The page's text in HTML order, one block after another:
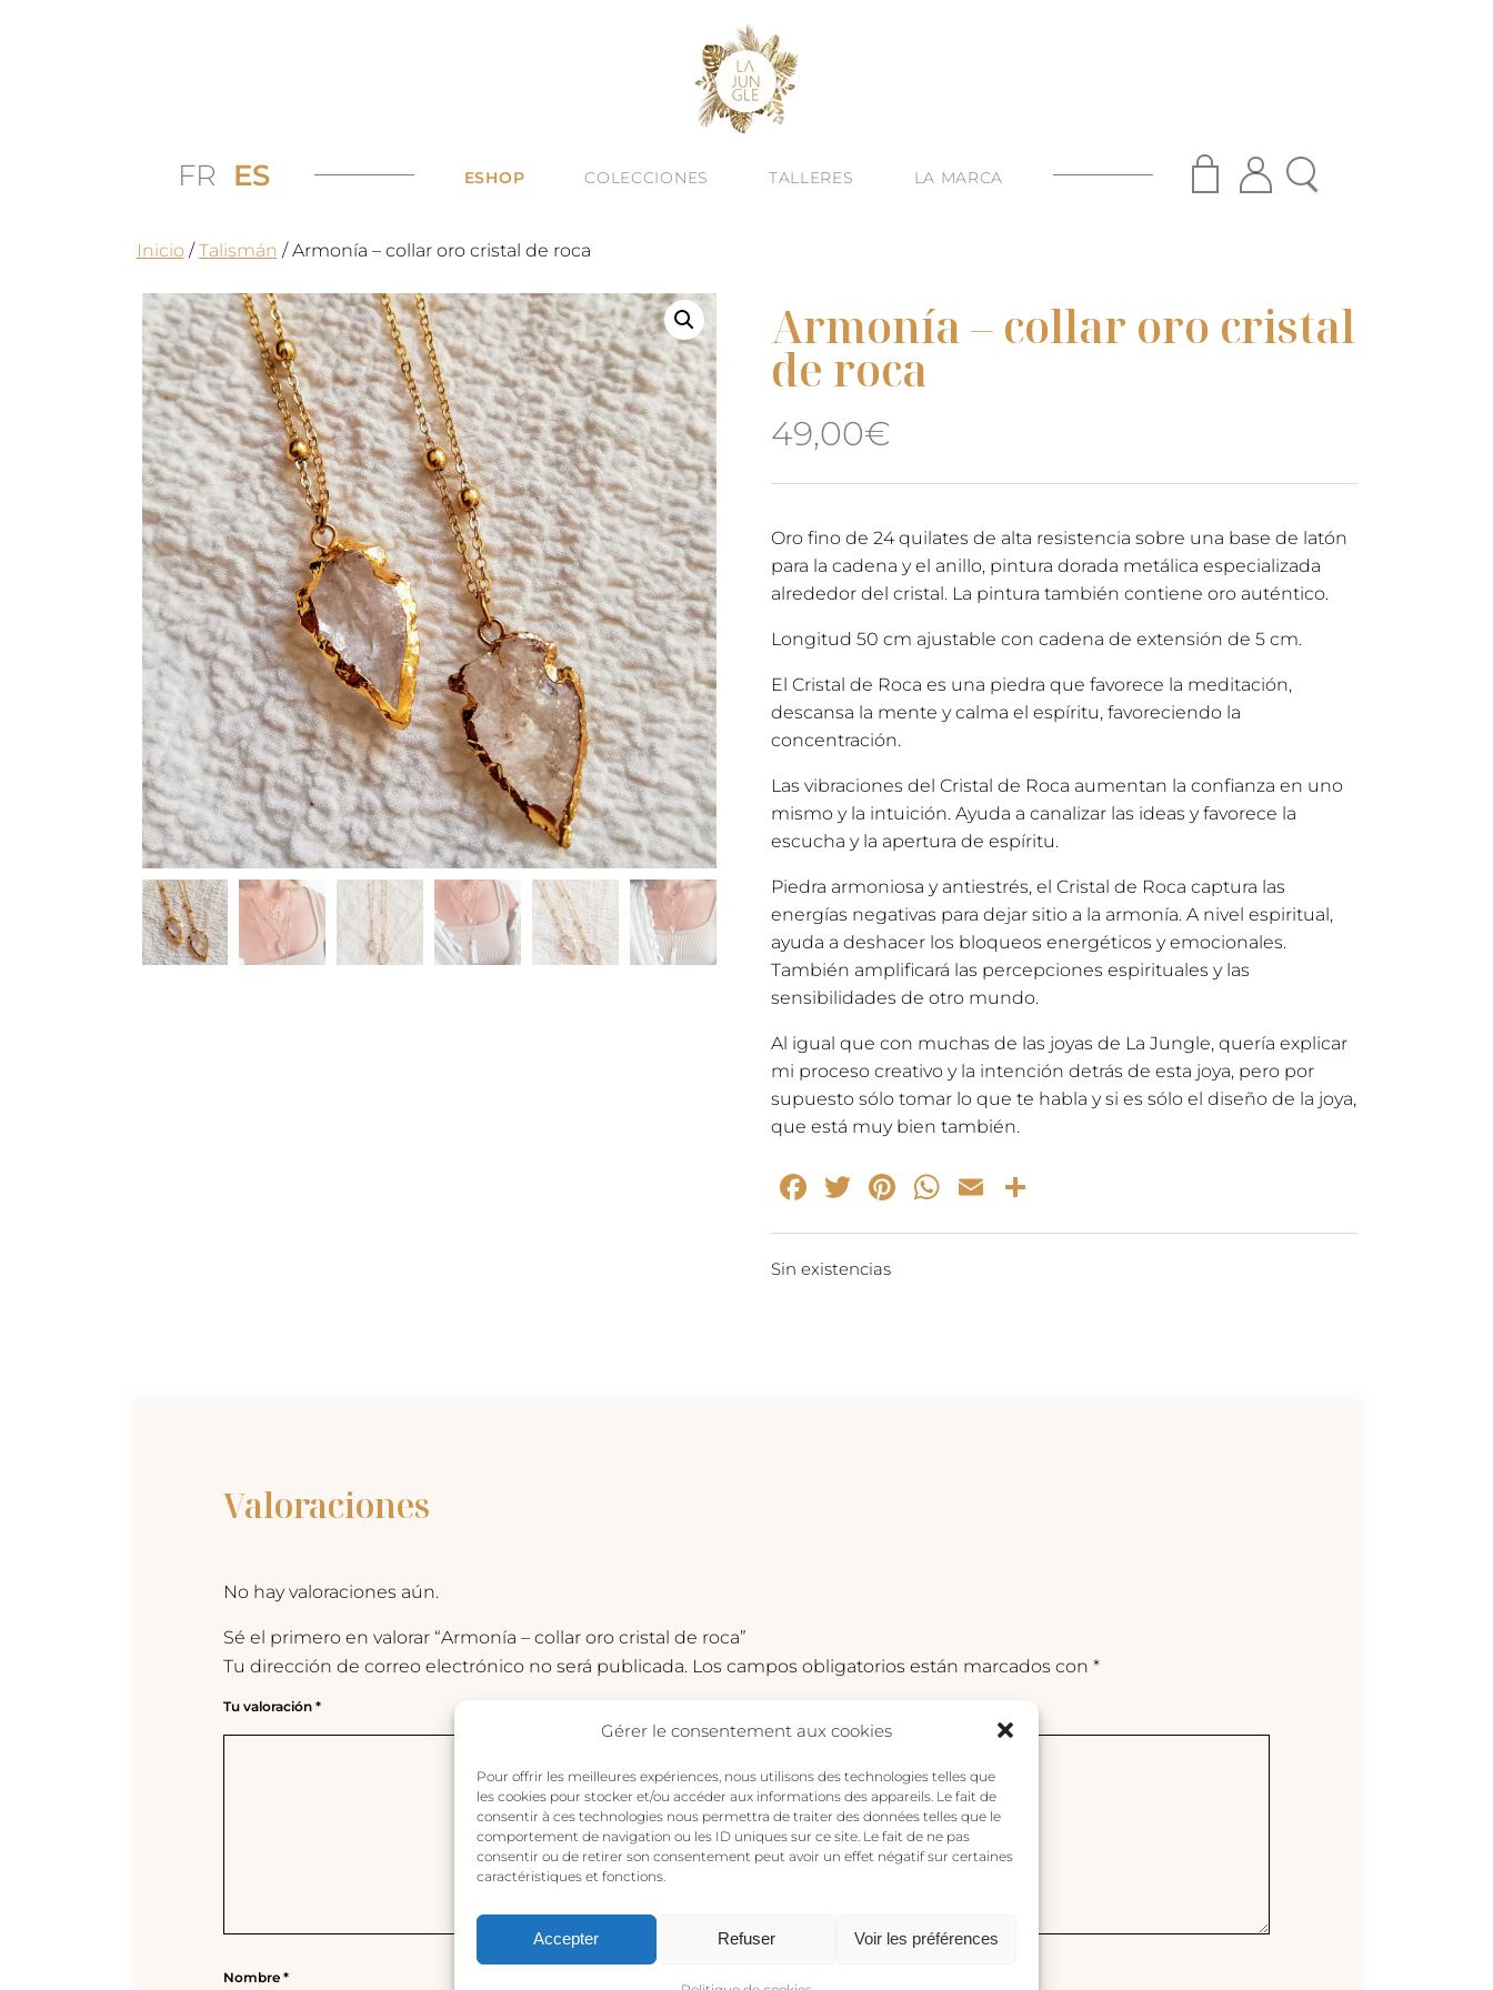
Gérer le consentement aux cookies
Pour offrir les meilleures expériences, nous utilisons des technologies telles que
les cookies pour stocker et/ou accéder aux informations des appareils. Le fait de
consentir à ces technologies nous permettra de traiter des données telles que le
comportement de navigation ou les ID uniques sur ce site. Le fait de ne pas
consentir ou de retirer son consentement peut avoir un effet négatif sur certaines
caractéristiques et fonctions.
Accepter Refuser Voir les préférences
FR ES ESHOP COLECCIONES TALLERES LA MARCA
Inicio /Talismán / Armonía – collar oro cristal de roca
Armonía – collar oro cristal
de roca
49,00€
Oro fino de 24 quilates de alta resistencia sobre una base de latón
para la cadena y el anillo, pintura dorada metálica especializada
alrededor del cristal. La pintura también contiene oro auténtico.
Longitud 50 cm ajustable con cadena de extensión de 5 cm.
El Cristal de Roca es una piedra que favorece la meditación,
descansa la mente y calma el espíritu, favoreciendo la
concentración.
Las vibraciones del Cristal de Roca aumentan la confianza en uno
mismo y la intuición. Ayuda a canalizar las ideas y favorece la
escucha y la apertura de espíritu.
Piedra armoniosa y antiestrés, el Cristal de Roca captura las
energías negativas para dejar sitio a la armonía. A nivel espiritual,
ayuda a deshacer los bloqueos energéticos y emocionales.
También amplificará las percepciones espirituales y las
sensibilidades de otro mundo.
Al igual que con muchas de las joyas de La Jungle, quería explicar
mi proceso creativo y la intención detrás de esta joya, pero por
supuesto sólo tomar lo que te habla y si es sólo el diseño de la joya,
que está muy bien también.
Facebook
Twitter
Pinterest
WhatsApp
Email
Sin existencias
Valoraciones
No hay valoraciones aún.
Sé el primero en valorar “Armonía – collar oro cristal de roca”
Tu dirección de correo electrónico no será publicada. Los campos obligatorios están marcados con *
Tu valoración *
Nombre *